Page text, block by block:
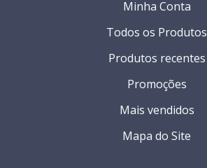
Minha Conta
Todos os Produtos
Produtos recentes
Promoções
Mais vendidos
Mapa do Site